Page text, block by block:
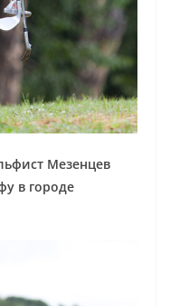
Мезенцев
в городе